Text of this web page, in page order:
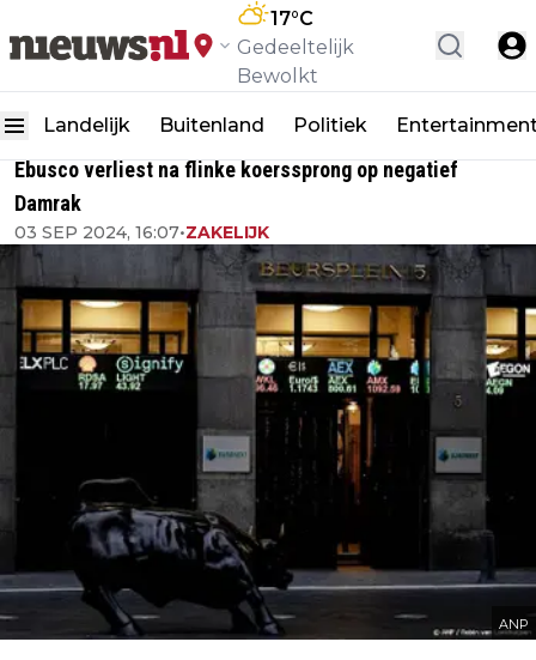
17°C
Gedeeltelijk
Bewolkt
Landelijk Buitenland Politiek
Ebusco verliest na flinke koerssprong op negatief
Damrak
03 SEP 2024, 16:07•ZAKELIJK
ANP